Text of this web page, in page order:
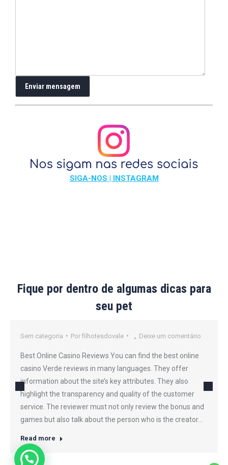
SIGA-NOS | INSTAGRAM
Fique por dentro de algumas dicas para
seu pet
Sem categoria Por filhotesdovale Deixe um comentário
Best Online Casino Reviews You can find the best online
casino Verde reviews in many languages. They offer
information about the site’s key attributes. They also
highlight the transparency and quality of the customer
service. The reviewer must not only review the bonus and
games but also talk about the person who is the creator…
Read more